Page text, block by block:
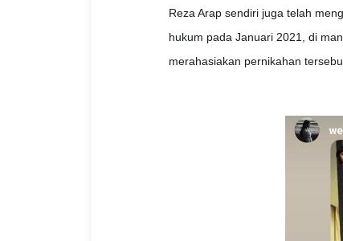
Reza Arap sendiri juga telah
hukum pada Januari 2021, di
merahasiakan pernikahan